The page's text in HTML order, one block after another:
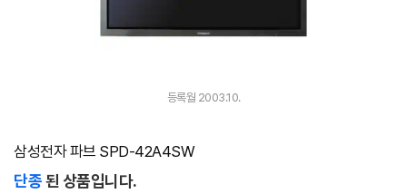
등록월 2003.10.
삼성전자 파브 SPD-42A4SW
단종된 상품입니다.